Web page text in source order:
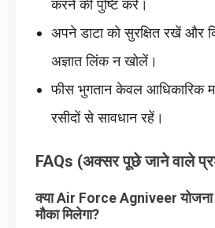
करने की पुष्टि करें।
अपने डाटा को सुरक्षित रखें और
अज्ञात लिंक न खोलें।
फीस भुगतान केवल आधिकारिक
रसीदों से सावधान रहें।
FAQs (अक्सर पूछे जाने वाले
क्या Air Force Agniveer योजना
मौका मिलेगा?